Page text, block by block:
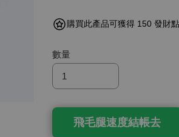
購買此產品可獲得 150 發財
數量
飛毛腿速度結帳去